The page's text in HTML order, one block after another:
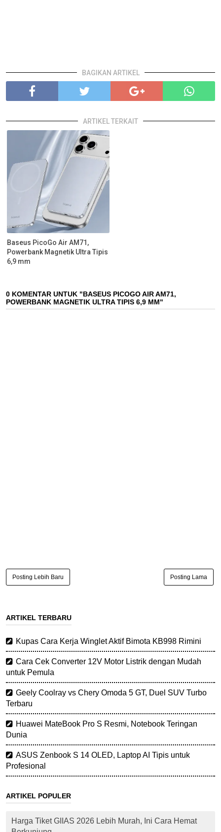
BAGIKAN ARTIKEL
ARTIKEL TERKAIT
Baseus PicoGo Air AM71,
Powerbank Magnetik Ultra Tipis
6,9 mm
0 KOMENTAR UNTUK "BASEUS PICOGO AIR AM71,
POWERBANK MAGNETIK ULTRA TIPIS 6,9 MM"
Posting Lebih Baru Posting Lama
ARTIKEL TERBARU
Kupas Cara Kerja Winglet Aktif Bimota KB998 Rimini
Cara Cek Converter 12V Motor Listrik dengan Mudah
untuk Pemula
Geely Coolray vs Chery Omoda 5 GT, Duel SUV Turbo
Terbaru
Huawei MateBook Pro S Resmi, Notebook Teringan
Dunia
ASUS Zenbook S 14 OLED, Laptop AI Tipis untuk
Profesional
ARTIKEL POPULER
Harga Tiket GIIAS 2026 Lebih Murah, Ini Cara Hemat